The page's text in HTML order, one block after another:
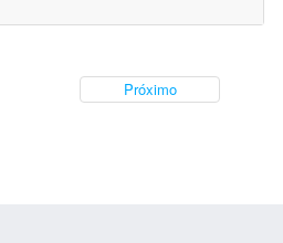
Próximo